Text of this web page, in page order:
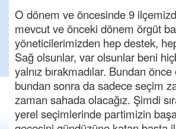
O dönem ve öncesinde 9
mevcut ve önceki dönem örgüt
yöneticilerimizden hep destek,
Sağ olsunlar, var olsunlar beni
yalnız bırakmadılar. Bundan
bundan sonra da sadece seçim
zaman sahada olacağız. Şimdi
yerel seçimlerinde partimizin